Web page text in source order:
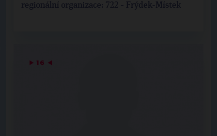
regionální organizace: 722 - Frýdek-Místek
▶ 16 ◀